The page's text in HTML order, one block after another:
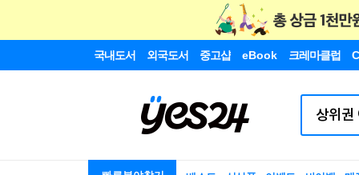
국내도서 외국도서 중고샵 eBook 크레마클럽